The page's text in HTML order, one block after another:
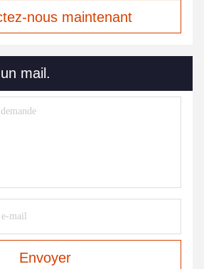
nous maintenant
mail.
Envoyer